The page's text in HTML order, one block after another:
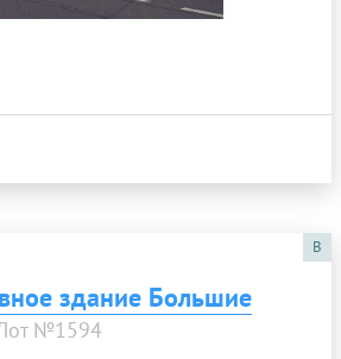
B
здание Большие
№1594